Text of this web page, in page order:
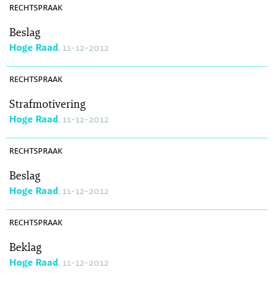
rechtspraak
Beslag
Hoge Raad, 11-12-2012
rechtspraak
Strafmotivering
Hoge Raad, 11-12-2012
rechtspraak
Beslag
Hoge Raad, 11-12-2012
rechtspraak
Beklag
Hoge Raad, 11-12-2012